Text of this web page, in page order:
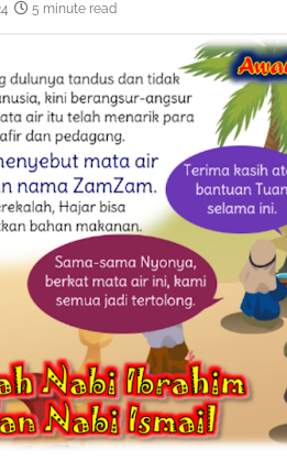
5 minute read